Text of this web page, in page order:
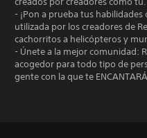
- ¡Pon a prueba tus
utilizada por los creadores de
cachorritos a helicópteros y
- Únete a la mejor comunidad:
acogedor para todo tipo de
gente con la que te